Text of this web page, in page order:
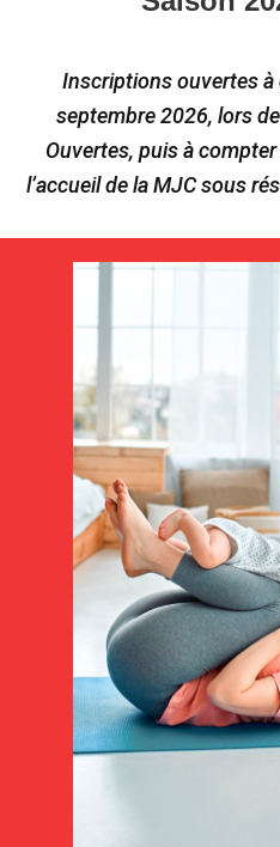
Inscriptions ouvertes
septembre 2026, lors
Ouvertes, puis à
l’accueil de la MJC sous